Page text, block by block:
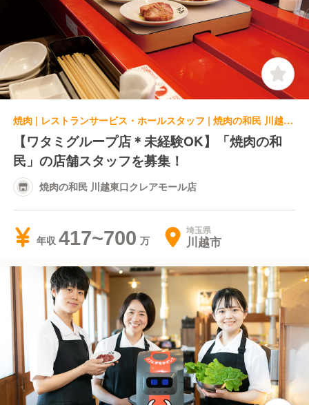
焼肉 | レストランサービス・ホールスタッフ | 焼肉の和民 川越東口クレアモール店
【ワタミグループ店＊未経験OK】「焼肉の和
民」の店舗スタッフを募集！
焼肉の和民 川越東口クレアモール店
年収 417~700 埼玉県
川越市